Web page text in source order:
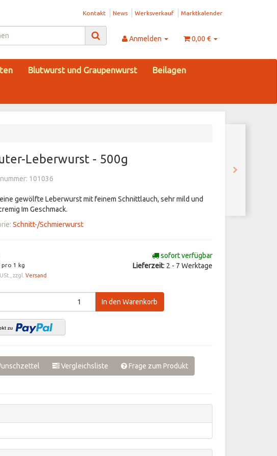
Kontakt News Werksverkauf Marktkalender
Anmelden 0,00 €
Blutwurst und Graupenwurst Beilagen
Leberwurst - 500g
101036
gewölfte Leberwurst mit feinem Schnittlauch, sehr mild und
Im Geschmack.
Schnitt-/Schmierwurst
pro 1 kg
zzgl. Versand
sofort verfügbar
Lieferzeit: 2 - 7 Werktage
In den Warenkorb
Vergleichsliste Frage zum Produkt